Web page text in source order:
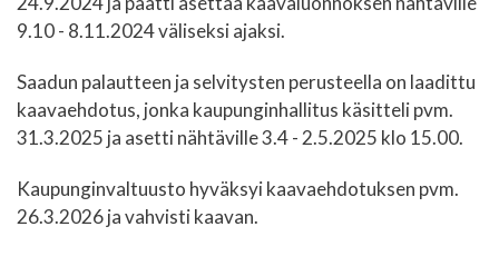
9.10 - 8.11.2024 väliseksi ajaksi.
Saadun palautteen ja selvitysten perusteella on laadittu
kaavaehdotus, jonka kaupunginhallitus käsitteli pvm.
31.3.2025 ja asetti nähtäville 3.4 - 2.5.2025 klo 15.00.
Kaupunginvaltuusto hyväksyi kaavaehdotuksen pvm.
26.3.2026 ja vahvisti kaavan.